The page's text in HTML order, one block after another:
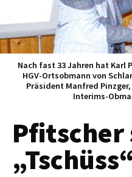
Nach fast 33 Jahren hat Karl
HGV-Ortsobmann von
Präsident Manfred
Interims-
Pfitscher
„Tschüss“